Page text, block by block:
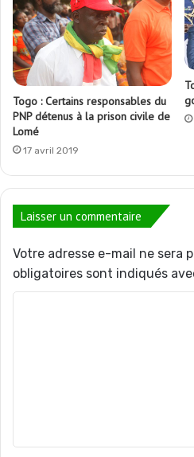
Togo : Certains responsables du
PNP détenus à la prison civile de
Lomé
17 avril 2019
Laisser un commentaire
Votre adresse e-mail ne sera
obligatoires sont indiqués
t